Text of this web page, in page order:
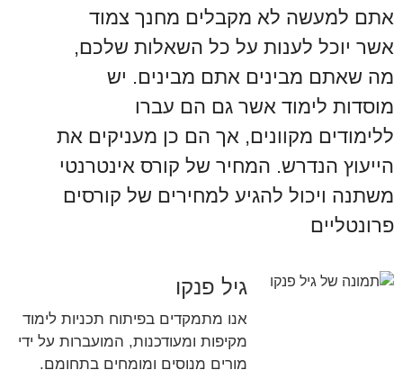
אתם למעשה לא מקבלים מחנך צמוד
אשר יוכל לענות על כל השאלות שלכם,
מה שאתם מבינים אתם מבינים. יש
מוסדות לימוד אשר גם הם עברו
ללימודים מקוונים, אך הם כן מעניקים את
הייעוץ הנדרש. המחיר של קורס אינטרנטי
משתנה ויכול להגיע למחירים של קורסים
פרונטליים
גיל פנקו
אנו מתמקדים בפיתוח תכניות לימוד
מקיפות ומעודכנות, המועברות על ידי
מורים מנוסים ומומחים בתחומם.